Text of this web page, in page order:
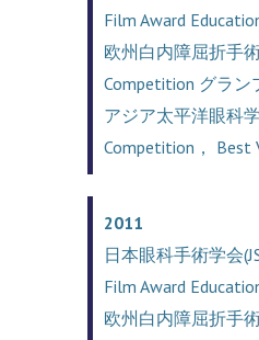
Film Award
欧州白内障屈折手術
Competition グラン
アジア太平洋眼科
Competition， Best
2011
日本眼科手術学会
Film Award
欧州白内障屈折手術